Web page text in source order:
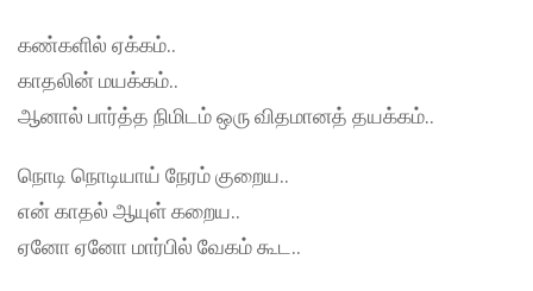
கண்களில் ஏக்கம்..
காதலின் மயக்கம்..
ஆனால் பார்த்த நிமிடம் ஒரு விதமானத் தயக்கம்..
நொடி நொடியாய் நேரம் குறைய..
என் காதல் ஆயுள் கறைய..
ஏனோ ஏனோ மார்பில் வேகம் கூட..